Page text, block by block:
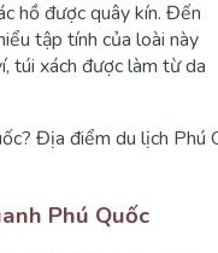
hồ được quây kín. Đến
tập tính của loài này
túi xách được làm từ da
Phú Quốc